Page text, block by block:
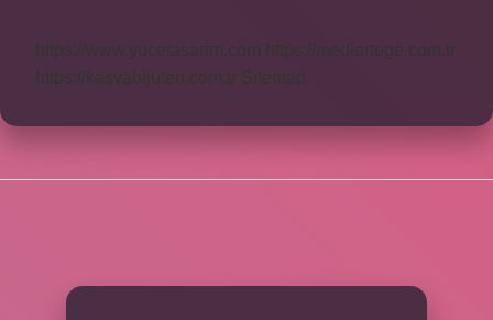
https://www.yucetasarim.com
https://mediartege.com.tr
https://kasvabijuteri.com.tr Sitemap